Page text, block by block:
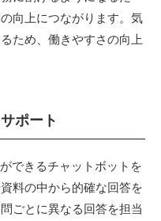
向上につながります。気
ため、働きやすさの向上
ポート
できるチャットボットを
料の中から的確な回答を
ごとに異なる回答を担当